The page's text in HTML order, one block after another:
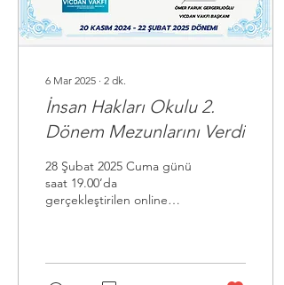
6 Mar 2025 ∙ 2 dk.
İnsan Hakları Okulu 2.
Dönem Mezunlarını Verdi
28 Şubat 2025 Cuma günü
saat 19.00’da
gerçekleştirilen online
öğrencileri